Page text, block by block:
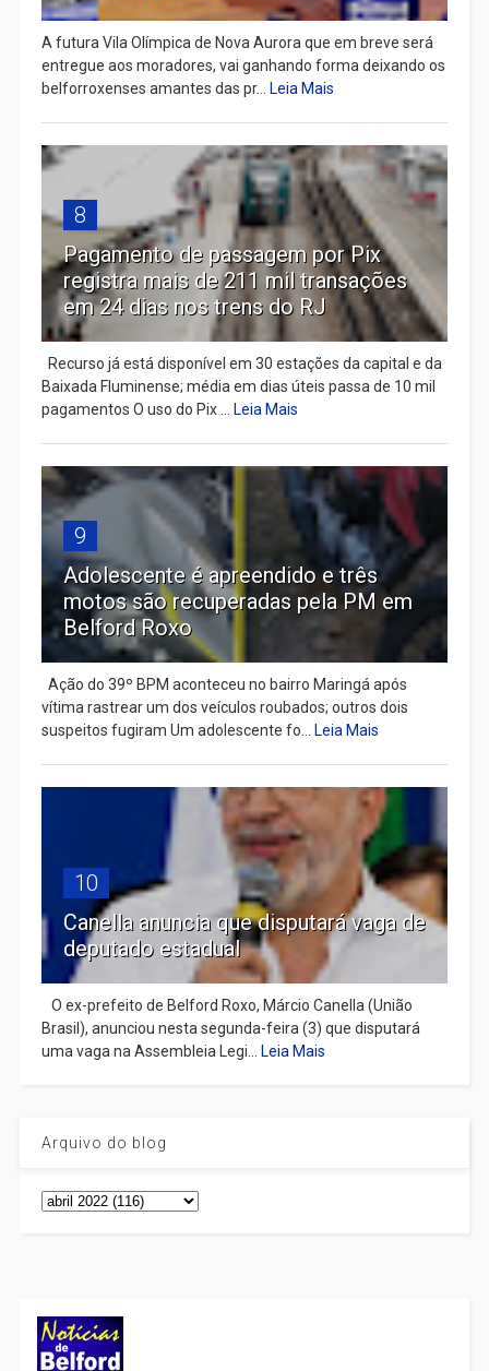
A futura Vila Olímpica de Nova Aurora que em breve será
entregue aos moradores, vai ganhando forma deixando os
belforroxenses amantes das pr... Leia Mais
8
Pagamento de passagem por Pix
registra mais de 211 mil transações
em 24 dias nos trens do RJ
Recurso já está disponível em 30 estações da capital e da
Baixada Fluminense; média em dias úteis passa de 10 mil
pagamentos O uso do Pix ... Leia Mais
9
Adolescente é apreendido e três
motos são recuperadas pela PM em
Belford Roxo
Ação do 39º BPM aconteceu no bairro Maringá após
vítima rastrear um dos veículos roubados; outros dois
suspeitos fugiram Um adolescente fo... Leia Mais
10
Canella anuncia que disputará vaga de
deputado estadual
​ O ex-prefeito de Belford Roxo, Márcio Canella (União
Brasil), anunciou nesta segunda-feira (3) que disputará
uma vaga na Assembleia Legi... Leia Mais
Arquivo do blog